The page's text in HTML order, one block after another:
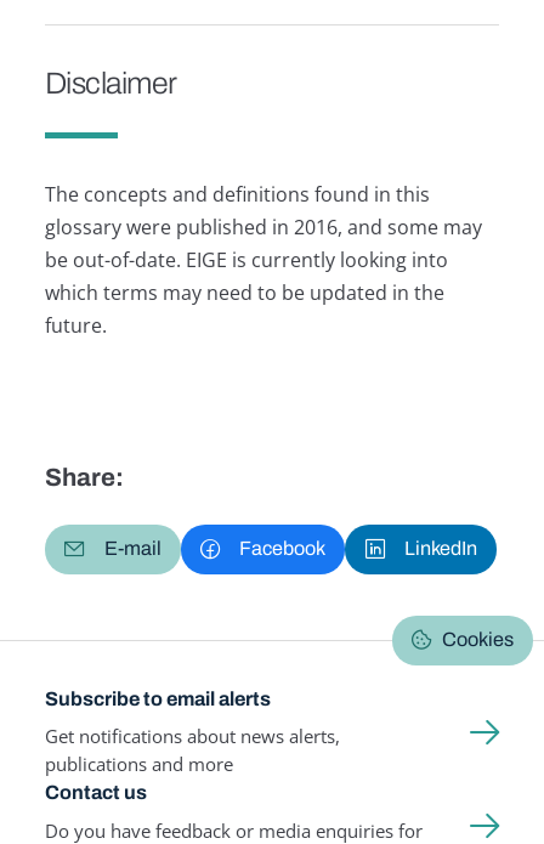
Disclaimer
The concepts and definitions found in this
glossary were published in 2016, and some may
be out-of-date. EIGE is currently looking into
which terms may need to be updated in the
future.
Share:
E-mail Facebook LinkedIn
Cookies
Subscribe to email alerts
Get notifications about news alerts,
publications and more
Contact us
Do you have feedback or media enquiries for